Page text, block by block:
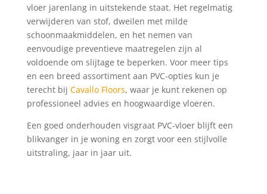
vloer jarenlang in uitstekende staat. Het regelmatig
verwijderen van stof, dweilen met milde
schoonmaakmiddelen, en het nemen van
eenvoudige preventieve maatregelen zijn al
voldoende om slijtage te beperken. Voor meer tips
en een breed assortiment aan PVC-opties kun je
terecht bij Cavallo Floors, waar je kunt rekenen op
professioneel advies en hoogwaardige vloeren.
Een goed onderhouden visgraat PVC-vloer blijft een
blikvanger in je woning en zorgt voor een stijlvolle
uitstraling, jaar in jaar uit.